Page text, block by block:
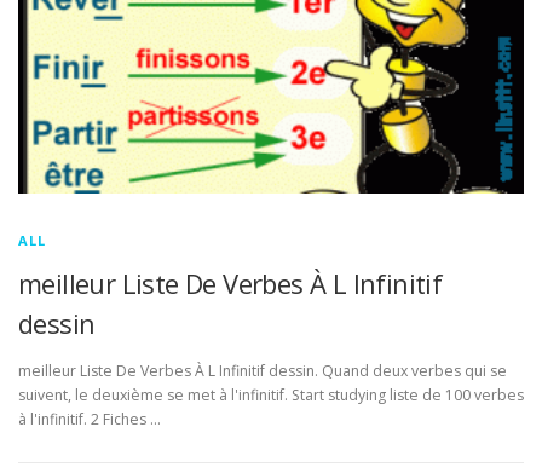
ALL
meilleur Liste De Verbes À L Infinitif
dessin
meilleur Liste De Verbes À L Infinitif dessin. Quand deux verbes qui se
suivent, le deuxième se met à l'infinitif. Start studying liste de 100 verbes
à l'infinitif. 2 Fiches …